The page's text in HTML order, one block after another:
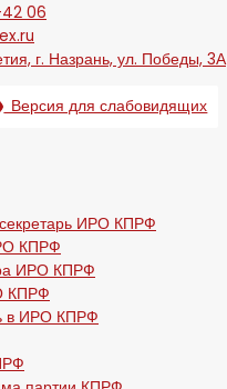
06
г. Назрань, ул. Победы, 3А
Версия для слабовидящих
ИРО КПРФ
КПРФ
ИРО КПРФ
КПРФ
в ИРО КПРФ